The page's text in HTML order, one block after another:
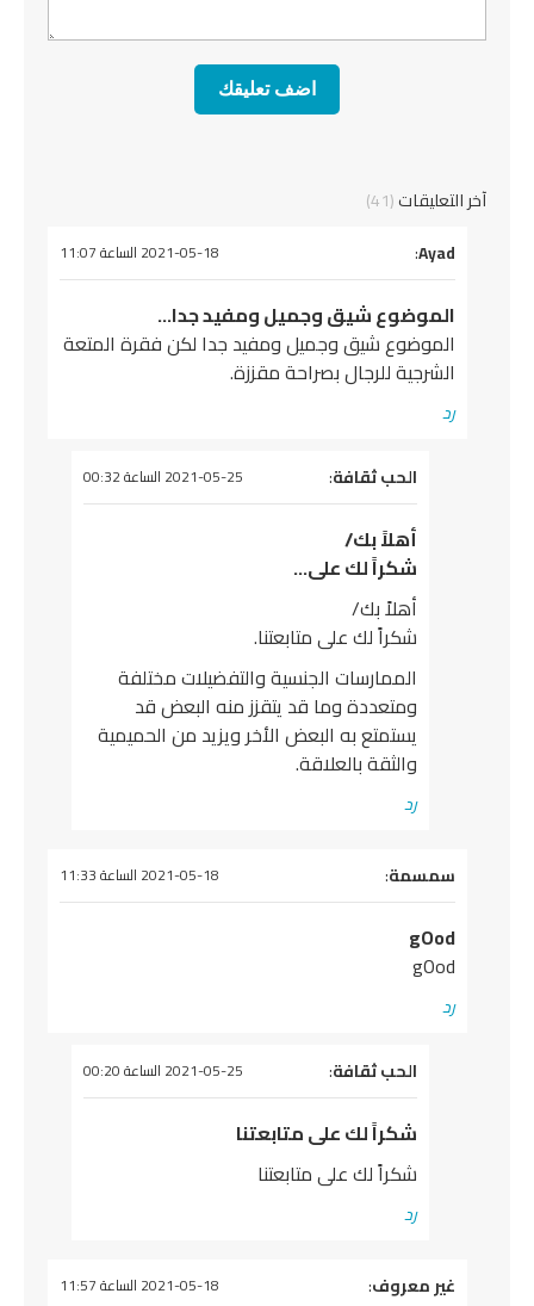
آخر التعليقات(41)
يقول
Ayad
: 2021-05-18 الساعة 11:07
الموضوع شيق وجميل ومفيد جدا…
الموضوع شيق وجميل ومفيد جدا لكن فقرة المتعة
الشرجية للرجال بصراحة مقززة.
رد
يقول
الحب ثقافة: 2021-05-25 الساعة 00:32
أهلاً بك/
شكراً لك على…
أهلاً بك/
شكراً لك على متابعتنا.
الممارسات الجنسية والتفضيلات مختلفة
ومتعددة وما قد يتقزز منه البعض قد
يستمتع به البعض الأخر ويزيد من الحميمية
والثقة بالعلاقة.
رد
يقول
سمسمة: 2021-05-18 الساعة 11:33
gOod
gOod
رد
يقول
الحب ثقافة: 2021-05-25 الساعة 00:20
شكراً لك على متابعتنا
شكراً لك على متابعتنا
رد
يقول
غير معروف: 2021-05-18 الساعة 11:57